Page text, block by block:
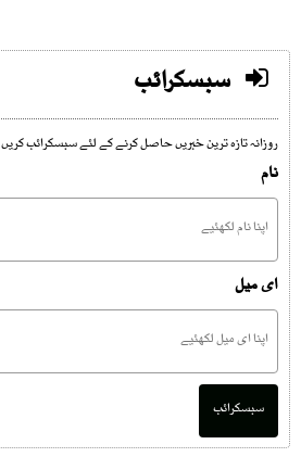
سبسکرائب
روزانہ تازہ ترین خبریں حاصل کرنے کے لئے سبسکرائب کریں
نام
ای میل
سبسکرائب